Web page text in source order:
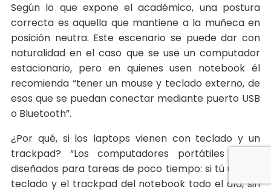
Según lo que expone el académico, una postura
correcta es aquella que mantiene a la muñeca en
posición neutra. Este escenario se puede dar con
naturalidad en el caso que se use un computador
estacionario, pero en quienes usen notebook él
recomienda “tener un mouse y teclado externo, de
esos que se puedan conectar mediante puerto USB
o Bluetooth”.
¿Por qué, si los laptops vienen con teclado y un
trackpad? “Los computadores portátiles están
diseñados para tareas de poco tiempo: si tú usas el
teclado y el trackpad del notebook todo el día, sin